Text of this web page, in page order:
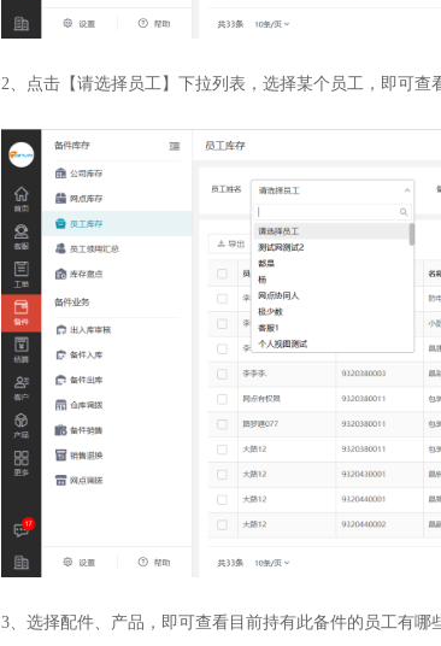
2、点击【请选择员工】下拉列表，选择某个员工，即可查
3、选择配件、产品，即可查看目前持有此备件的员工有哪